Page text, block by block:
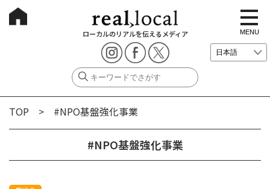
ローカルのリアルを伝えるメディア
t
o
g
g
e
i
i
MENU
TOP > #NPO基盤強化事業
#NPO基盤強化事業